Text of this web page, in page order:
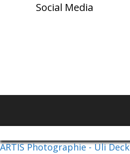
Social Media
ARTIS Photographie - Uli Deck